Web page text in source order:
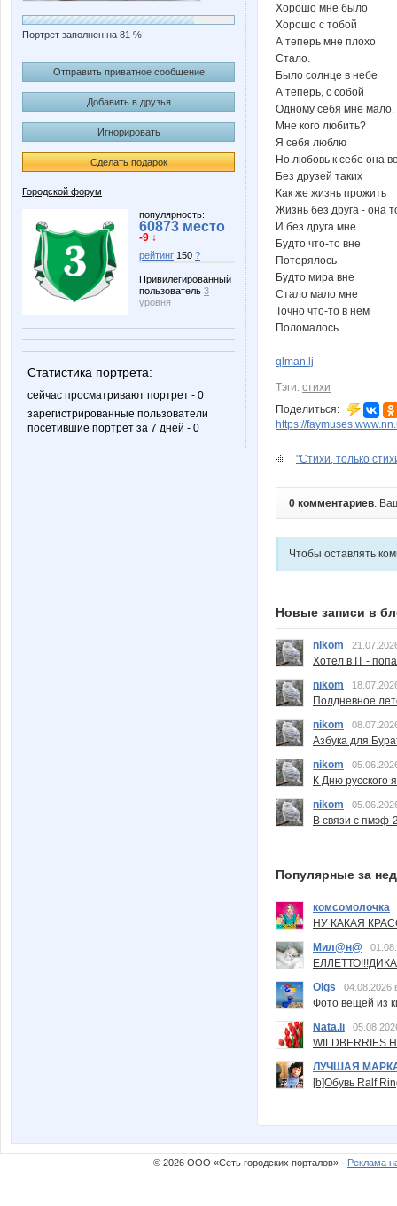
Портрет заполнен на 81 %
Отправить приватное сообщение
Добавить в друзья
Игнорировать
Сделать подарок
Городской форум
популярность:
60873 место
-9 ↓
рейтинг 150 ?
Привилегированный
пользователь 3
уровня
Статистика портрета:
сейчас просматривают портрет - 0
зарегистрированные пользователи
посетившие портрет за 7 дней - 0
Хорошо мне было
Хорошо с тобой
А теперь мне плохо
Стало.
Было солнце в небе
А теперь, с собой
Одному себя мне мало.
Мне кого любить?
Я себя люблю
Но любовь к себе она
Без друзей таких
Как же жизнь прожить
Жизнь без друга - она
И без друга мне
Будто что-то вне
Потерялось
Будто мира вне
Стало мало мне
Точно что-то в нём
Поломалось.
qlman.lj
Тэги: стихи
Поделиться:
https://
"Стихи, только
0 комментариев.
Чтобы оставлять
Новые записи в
nikom
Хотел в IT -
nikom
Полдневное
nikom
Азбука для
nikom
К Дню русского
nikom
В связи с пмэф-
Популярные за
комсомолочка
НУ КАКАЯ
Мил@н@
Olgs
04.08.2026
Фото вещей из
Nata.li
ЛУЧШАЯ
[b]Обувь Ralf
© 2026 ООО «Сеть городских порталов» · Реклама